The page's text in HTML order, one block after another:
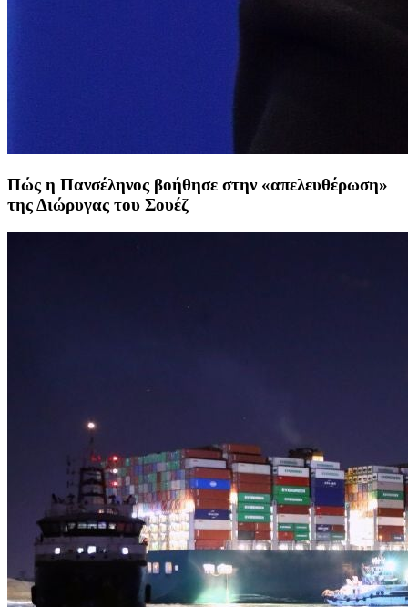
Πώς η Πανσέληνος βοήθησε στην «απελευθέρωση»
της Διώρυγας του Σουέζ